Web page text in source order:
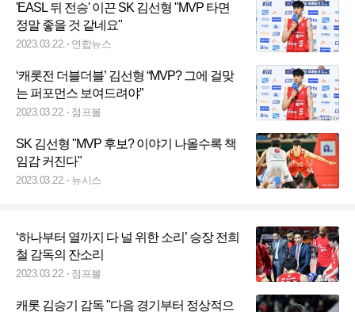
'EASL 뒤 전승' 이끈 SK 김선형 "MVP 타면
정말 좋을 것 같네요"
2023.03.22. 연합뉴스
‘캐롯전 더블더블’ 김선형 “MVP? 그에 걸맞
는 퍼포먼스 보여드려야”
2023.03.22. 점프볼
SK 김선형 "MVP 후보? 이야기 나올수록 책
임감 커진다"
2023.03.22. 뉴시스
‘하나부터 열까지 다 널 위한 소리’ 승장 전희
철 감독의 잔소리
2023.03.22. 점프볼
캐롯 김승기 감독 "다음 경기부터 정상적으